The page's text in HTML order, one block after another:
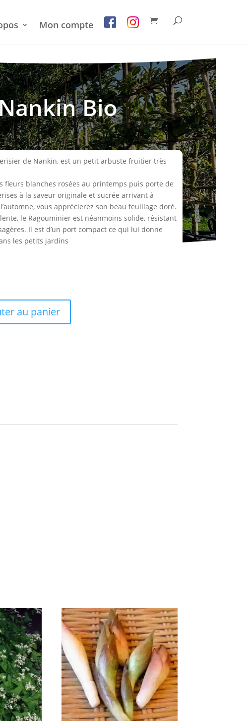
Mon compte
Bio
de Nankin, est un petit arbuste fruitier très
fleurs blanches rosées au printemps puis porte de
à la saveur originale et sucrée arrivant à
vous apprécierez son beau feuillage doré.
le Ragouminier est néanmoins solide, résistant
Il est d’un port compact ce qui lui donne
les petits jardins
au panier